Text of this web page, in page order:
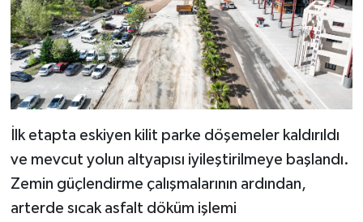
İlk etapta eskiyen kilit parke döşemeler kaldırıldı
ve mevcut yolun altyapısı iyileştirilmeye başlandı.
Zemin güçlendirme çalışmalarının ardından,
arterde sıcak asfalt döküm işlemi
Yemek
SİVİL TOPLUM
SEÇİM 2014
KİM KİMDİR
KİTAP